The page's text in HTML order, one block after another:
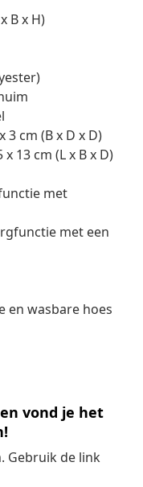
B x H)
3 cm (B x D x D)
13 cm (L x B x D)
met
met een
en wasbare hoes
vond je het
Gebruik de link